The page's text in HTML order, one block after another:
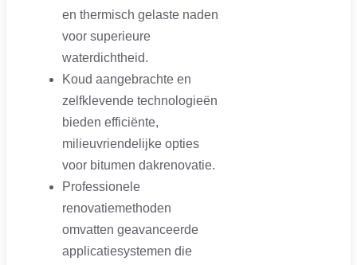
en thermisch gelaste naden
voor superieure
waterdichtheid.
Koud aangebrachte en
zelfklevende technologieën
bieden efficiënte,
milieuvriendelijke opties
voor bitumen dakrenovatie.
Professionele
renovatiemethoden
omvatten geavanceerde
applicatiesystemen die